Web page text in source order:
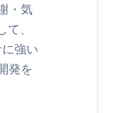
・気
、
強い
発を